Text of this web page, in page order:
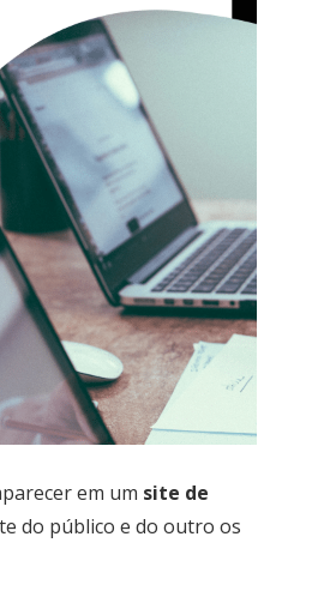
em um site de
do público e do outro os